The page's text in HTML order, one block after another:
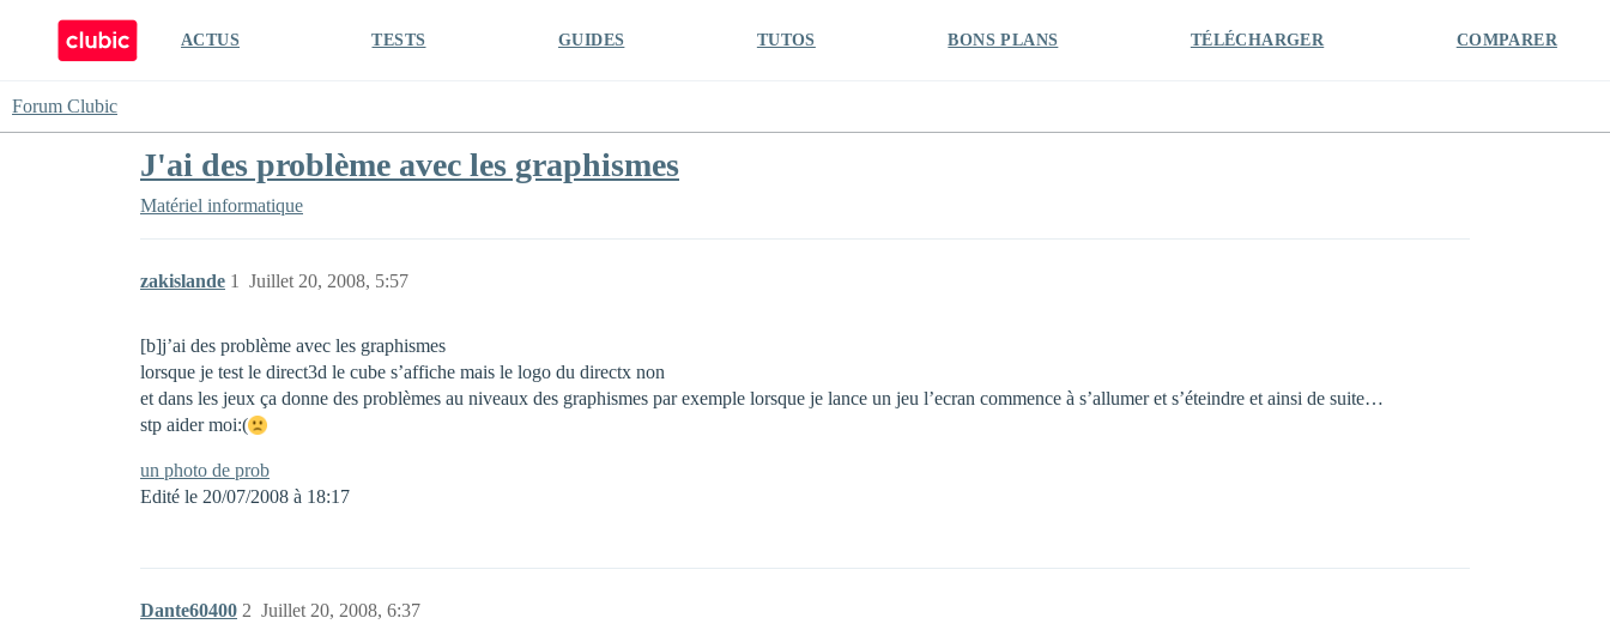
ACTUS TESTS GUIDES TUTOS BONS PLANS TÉLÉCHARGER COMPARER
Forum Clubic
J'ai des problème avec les graphismes
Matériel informatique
zakislande Juillet 20, 2008, 5:57
1
[b]j’ai des problème avec les graphismes
lorsque je test le direct3d le cube s’affiche mais le logo du directx non
et dans les jeux ça donne des problèmes au niveaux des graphismes par exemple lorsque je lance un jeu l’ecran commence à s’allumer et s’éteindre et ainsi de suite…
stp aider moi:(
un photo de prob
Edité le 20/07/2008 à 18:17
Dante60400 Juillet 20, 2008, 6:37
2